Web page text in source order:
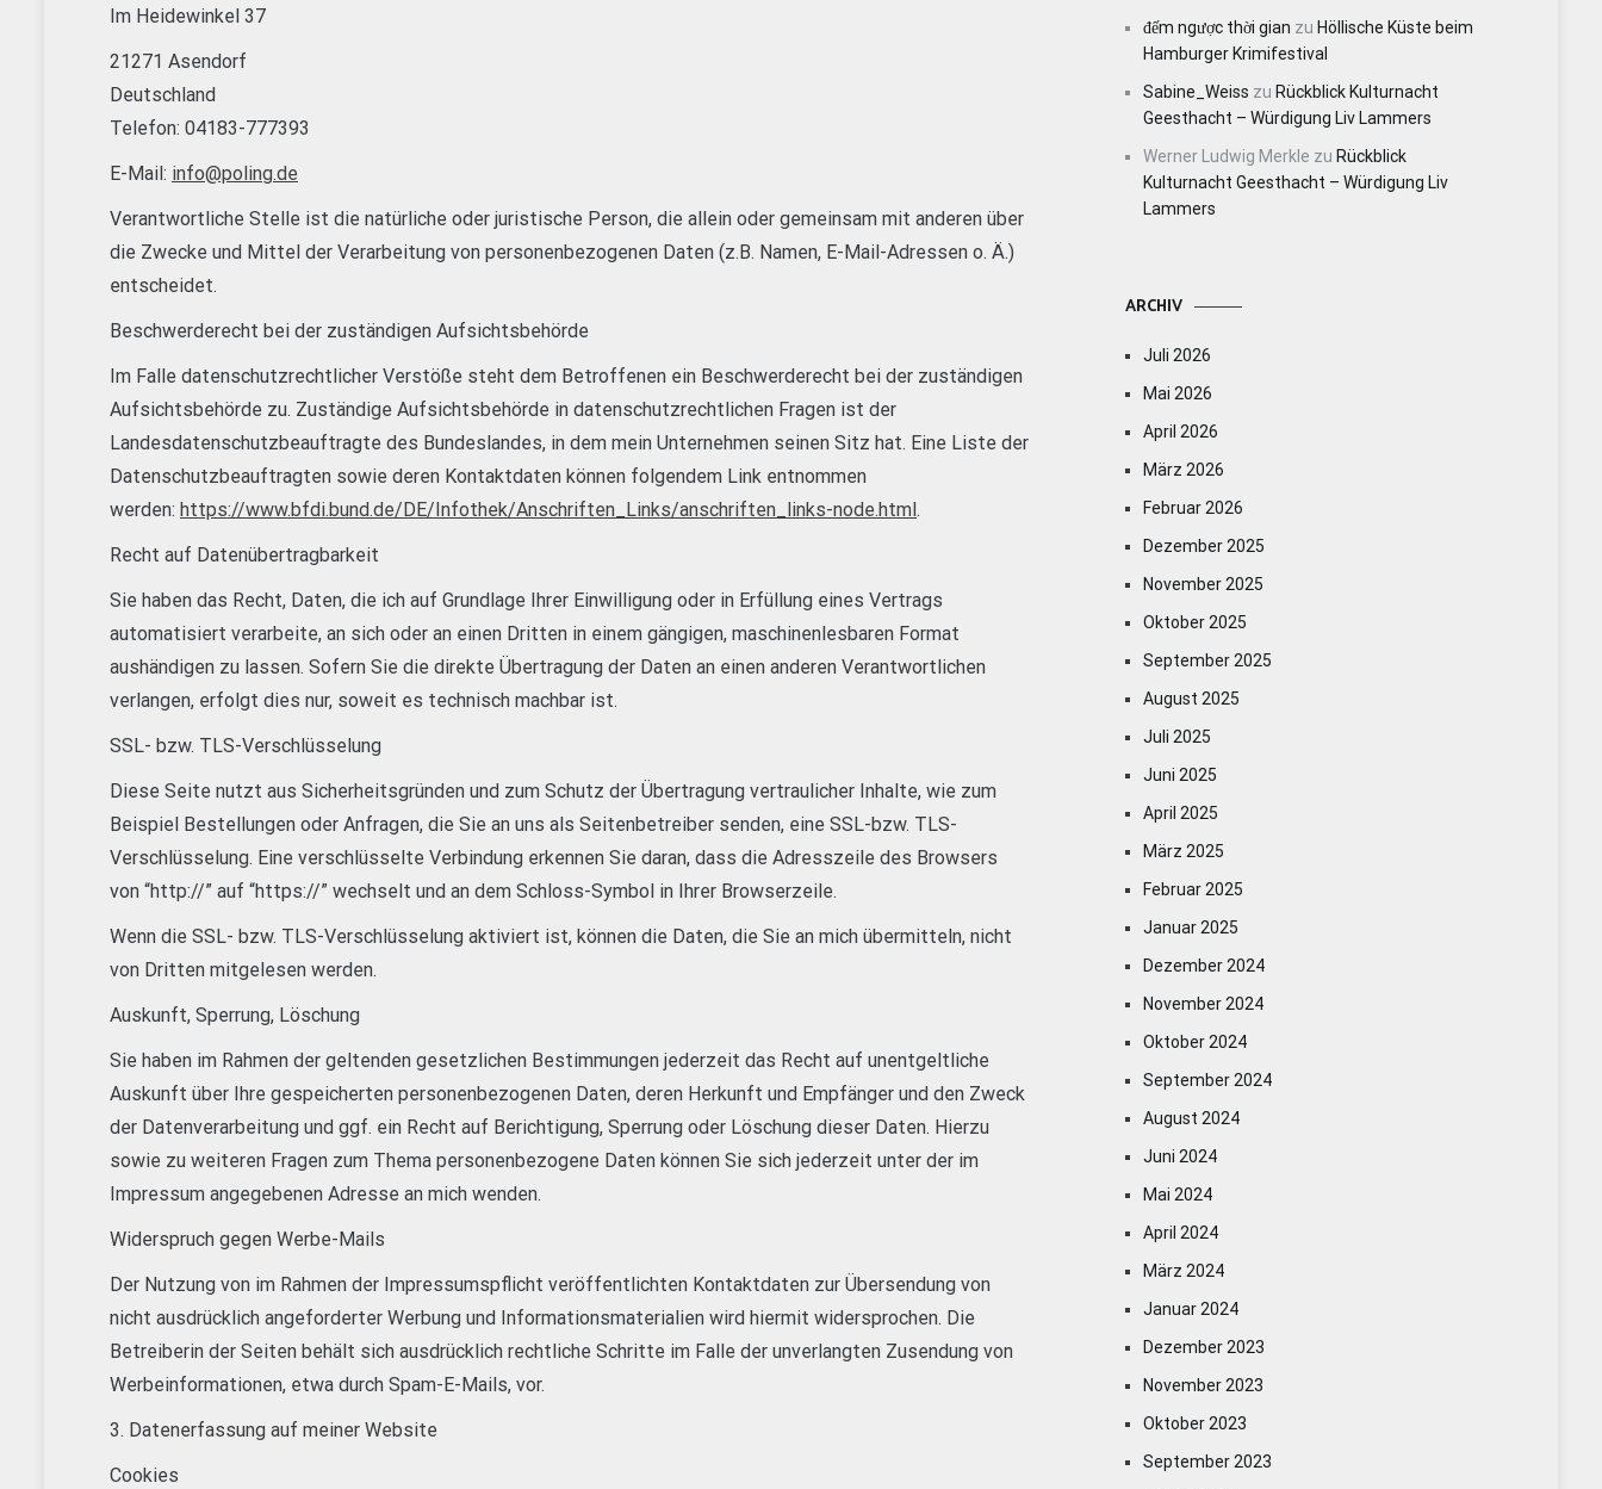
Im Heidewinkel 37
21271 Asendorf
Deutschland
Telefon: 04183-777393
E-Mail: info@poling.de
Verantwortliche Stelle ist die natürliche oder juristische Person, die allein oder gemeinsam mit anderen über
die Zwecke und Mittel der Verarbeitung von personenbezogenen Daten (z.B. Namen, E-Mail-Adressen o. Ä.)
entscheidet.
Beschwerderecht bei der zuständigen Aufsichtsbehörde
Im Falle datenschutzrechtlicher Verstöße steht dem Betroffenen ein Beschwerderecht bei der zuständigen
Aufsichtsbehörde zu. Zuständige Aufsichtsbehörde in datenschutzrechtlichen Fragen ist der
Landesdatenschutzbeauftragte des Bundeslandes, in dem mein Unternehmen seinen Sitz hat. Eine Liste der
Datenschutzbeauftragten sowie deren Kontaktdaten können folgendem Link entnommen
werden: https://www.bfdi.bund.de/DE/Infothek/Anschriften_Links/anschriften_links-node.html.
Recht auf Datenübertragbarkeit
Sie haben das Recht, Daten, die ich auf Grundlage Ihrer Einwilligung oder in Erfüllung eines Vertrags
automatisiert verarbeite, an sich oder an einen Dritten in einem gängigen, maschinenlesbaren Format
aushändigen zu lassen. Sofern Sie die direkte Übertragung der Daten an einen anderen Verantwortlichen
verlangen, erfolgt dies nur, soweit es technisch machbar ist.
SSL- bzw. TLS-Verschlüsselung
Diese Seite nutzt aus Sicherheitsgründen und zum Schutz der Übertragung vertraulicher Inhalte, wie zum
Beispiel Bestellungen oder Anfragen, die Sie an uns als Seitenbetreiber senden, eine SSL-bzw. TLS-
Verschlüsselung. Eine verschlüsselte Verbindung erkennen Sie daran, dass die Adresszeile des Browsers
von “http://” auf “https://” wechselt und an dem Schloss-Symbol in Ihrer Browserzeile.
Wenn die SSL- bzw. TLS-Verschlüsselung aktiviert ist, können die Daten, die Sie an mich übermitteln, nicht
von Dritten mitgelesen werden.
Auskunft, Sperrung, Löschung
Sie haben im Rahmen der geltenden gesetzlichen Bestimmungen jederzeit das Recht auf unentgeltliche
Auskunft über Ihre gespeicherten personenbezogenen Daten, deren Herkunft und Empfänger und den Zweck
der Datenverarbeitung und ggf. ein Recht auf Berichtigung, Sperrung oder Löschung dieser Daten. Hierzu
sowie zu weiteren Fragen zum Thema personenbezogene Daten können Sie sich jederzeit unter der im
Impressum angegebenen Adresse an mich wenden.
Widerspruch gegen Werbe-Mails
Der Nutzung von im Rahmen der Impressumspflicht veröffentlichten Kontaktdaten zur Übersendung von
nicht ausdrücklich angeforderter Werbung und Informationsmaterialien wird hiermit widersprochen. Die
Betreiberin der Seiten behält sich ausdrücklich rechtliche Schritte im Falle der unverlangten Zusendung von
Werbeinformationen, etwa durch Spam-E-Mails, vor.
3. Datenerfassung auf meiner Website
Cookies
đếm ngược thời gian zu Höllische Küste beim
Hamburger Krimifestival
Sabine_Weiss zu Rückblick Kulturnacht
Geesthacht – Würdigung Liv Lammers
Werner Ludwig Merkle zu Rückblick
Kulturnacht Geesthacht – Würdigung Liv
Lammers
ARCHIV
Juli 2026
Mai 2026
April 2026
März 2026
Februar 2026
Dezember 2025
November 2025
Oktober 2025
September 2025
August 2025
Juli 2025
Juni 2025
April 2025
März 2025
Februar 2025
Januar 2025
Dezember 2024
November 2024
Oktober 2024
September 2024
August 2024
Juni 2024
Mai 2024
April 2024
März 2024
Januar 2024
Dezember 2023
November 2023
Oktober 2023
September 2023